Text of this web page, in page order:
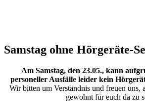
Samstag ohne Hörgeräte-
Am Samstag, den 23.05., kann
personeller Ausfälle leider kein
Wir bitten um Verständnis und freuen uns,
gewohnt für euch da zu